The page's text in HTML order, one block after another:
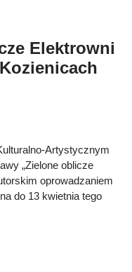
Elektrowni
Artystycznym
„Zielone oblicze
oprowadzaniem
do 13 kwietnia tego